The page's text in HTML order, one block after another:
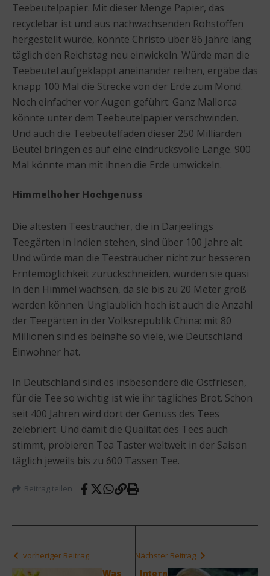
Teebeutelpapier. Mit dieser Menge Papier, das
recyclebar ist und aus nachwachsenden Rohstoffen
hergestellt wurde, könnte Christo über 86 Jahre lang
täglich den Reichstag neu einwickeln. Würde man die
Teebeutel aufgeklappt aneinander reihen, ergäbe das
knapp 100 Mal die Strecke von der Erde zum Mond.
Noch einfacher vor Augen geführt: Ganz Mallorca
könnte unter dem Teebeutelpapier verschwinden.
Und auch die Teebeutelfäden dieser 250 Milliarden
Beutel bringen es auf eine eindrucksvolle Länge. 900
Mal könnte man mit ihnen die Erde umwickeln.
Himmelhoher Hochgenuss
Die ältesten Teesträucher, die in Darjeelings
Teegärten in Indien stehen, sind über 100 Jahre alt.
Und würde man die Teesträucher nicht zur besseren
Erntemöglichkeit zurückschneiden, würden sie quasi
in den Himmel wachsen, da sie bis zu 20 Meter groß
werden können. Unglaublich hoch ist auch die Anzahl
der Teegärten in der Volksrepublik China: mit 80
Millionen sind es beinahe so viele, wie Deutschland
Einwohner hat.
In Deutschland sind es insbesondere die Ostfriesen,
für die Tee so wichtig ist wie ihr tägliches Brot. Schon
seit 400 Jahren wird dort der Genuss des Tees
zelebriert. Und damit die Qualität des Tees auch
stimmt, probieren Tea Taster weltweit in der Saison
täglich jeweils bis zu 600 Tassen Tee.
Beitrag teilen
vorheriger Beitrag
Was
Nächster Beitrag
Intern